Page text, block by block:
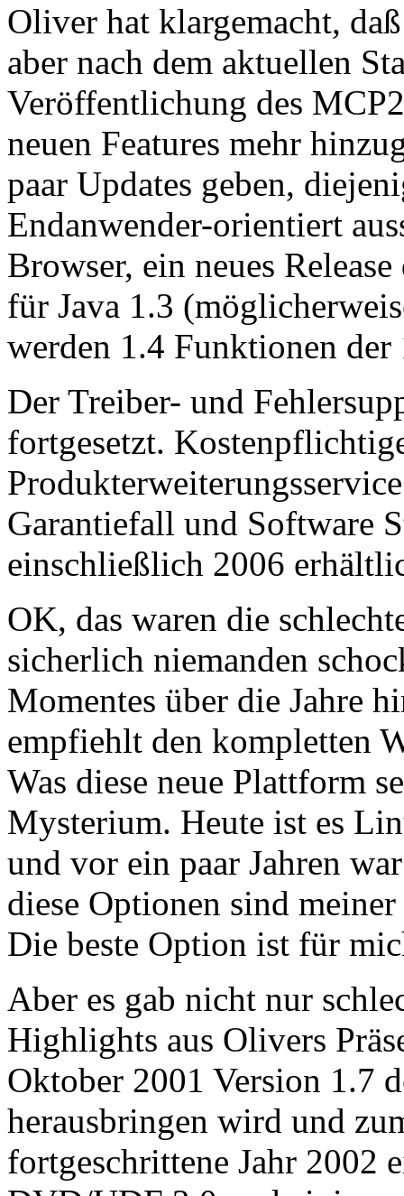
Oliver hat klargemacht,
aber nach dem aktuellen
Veröffentlichung des
neuen Features mehr
paar Updates geben,
Endanwender-orientiert
Browser, ein neues
für Java 1.3
werden 1.4 Funktionen
Der Treiber- und
fortgesetzt.
Garantiefall und Software
einschließlich 2006
OK, das waren die
sicherlich niemanden
Momentes über die Jahre
empfiehlt den kompletten
Was diese neue Plattform
Mysterium. Heute ist es
und vor ein paar Jahren
diese Optionen sind
Die beste Option ist für
Aber es gab nicht nur
Highlights aus Olivers
Oktober 2001 Version 1.7
herausbringen wird und
fortgeschrittene Jahr 2002